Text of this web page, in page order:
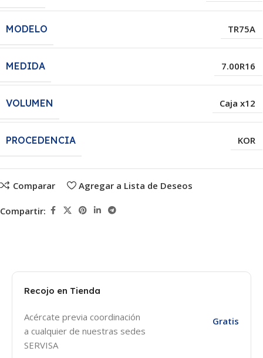
MODELO TR75A
MEDIDA 7.00R16
VOLUMEN Caja x12
PROCEDENCIA KOR
Comparar Agregar a Lista de Deseos
Compartir:
Recojo en Tienda
Acércate previa coordinación
a cualquier de nuestras sedes
SERVISA
Gratis